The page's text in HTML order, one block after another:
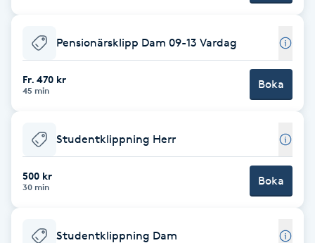
Brynfärgning
Brynplockning
Bröllopsuppsättning
C
Celluliter
Coachning
Pensionärsklipp Dam 09-13 Vardag
Fr. 470 kr
45 min Boka
Studentklippning Herr
500 kr
30 min Boka
Studentklippning Dam